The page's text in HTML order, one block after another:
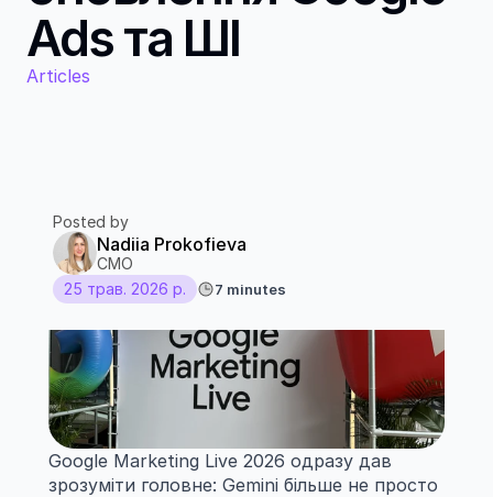
Ads та ШІ
Articles
Google Marketing Live 2026 одразу дав
зрозуміти головне: Gemini більше не просто
25 трав. 2026 р. 7 minutes
Posted by
Nadiia Prokofieva
CMO